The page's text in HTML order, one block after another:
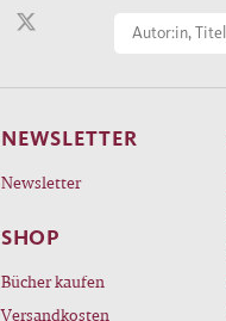
NEWSLETTER
Newsletter
SHOP
Bücher kaufen
Versandkosten